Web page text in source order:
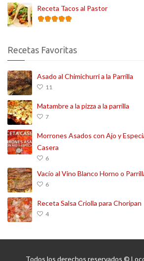
Receta Tacos al Pastor
Recetas Favoritas
Asado al Chimichurri a la Parrilla
11
Matambre a la pizza a la parrilla
7
Morrones Asados con Ajo y
Casera
6
Vacío al Vino Blanco Horno o
6
Receta Salsa Criolla para Choripan
4
Todos los derechos reservados ©